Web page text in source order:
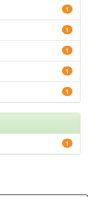
1
1
1
1
1
1